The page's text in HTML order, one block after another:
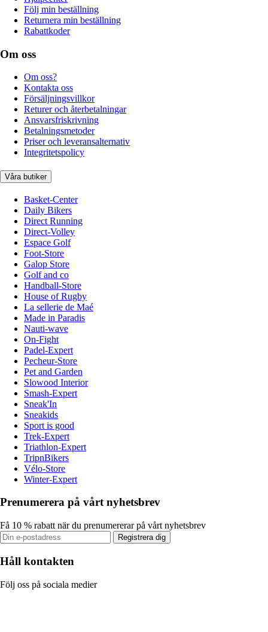
Följ min beställning
Returnera min beställning
Rabattkoder
Om oss
Om oss?
Kontakta oss
Försäljningsvillkor
Returer och återbetalningar
Ansvarsfriskrivning
Betalningsmetoder
Priser och leveransalternativ
Integritetspolicy
Våra butiker
Basket-Center
Daily Bikers
Direct Running
Direct-Volley
Espace Golf
Foot-Store
Galop Store
Golf and co
Handball-Store
House of Rugby
La sellerie de Maé
Made in Paradis
Nauti-wave
On-Fight
Padel-Expert
Pecheur-Store
Pet and Garden
Slowood Interior
Smash-Expert
Sneak'In
Sneakids
Sport is good
Trek-Expert
Triathlon-Expert
TripnBikers
Vélo-Store
Winter-Expert
Prenumerera på vårt nyhetsbrev
Få 10 % rabatt när du prenumererar på vårt nyhetsbrev
Registrera dig
Håll kontakten
Följ oss på sociala medier